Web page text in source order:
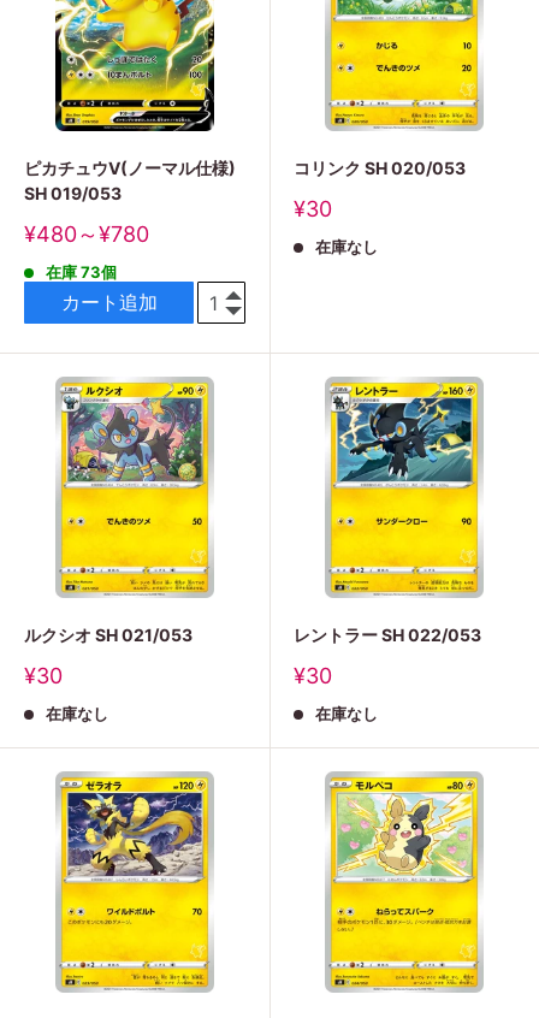
ピカチュウV(ノーマル仕様)
SH 019/053
販
価
¥480～¥780
在庫 73個
カート追加
コリンク SH 020/053
販
価
¥30
在庫なし
ルクシオ SH 021/053
販
価
¥30
在庫なし
レントラー SH 022/053
販
価
¥30
在庫なし